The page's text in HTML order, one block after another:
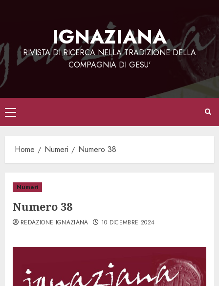
IGNAZIANA
RIVISTA DI RICERCA NELLA TRADIZIONE DELLA
COMPAGNIA DI GESU'
Menu
principale
Home Numeri Numero 38
Numeri
Numero 38
REDAZIONE IGNAZIANA 10 DICEMBRE 2024